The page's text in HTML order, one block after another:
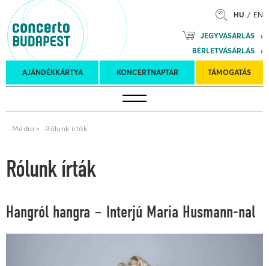
HU EN
JEGYVÁSÁRLÁS
BÉRLETVÁSÁRLÁS
AJÁNDÉKKÁRTYA KONCERTNAPTÁR TÁMOGATÁS
Koncertnaptár
turnék
Kulturális
Program
Felkéréses
koncertek
Média » Rólunk írták
Rólunk írták
Hangról hangra – Interjú Maria Husmann-nal